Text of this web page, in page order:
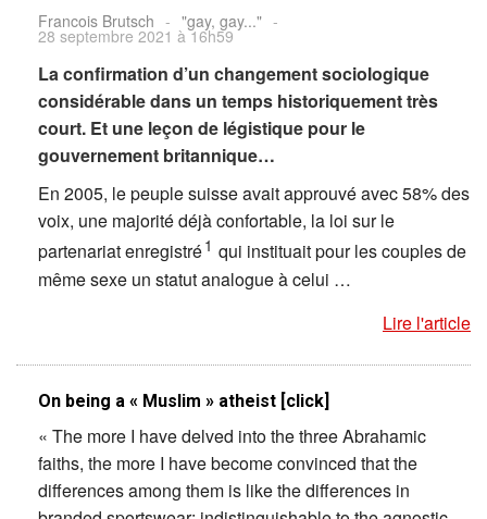
Francois Brutsch - "gay, gay..." -
28 septembre 2021 à 16h59
La confirmation d’un changement sociologique
considérable dans un temps historiquement très
court. Et une leçon de légistique pour le
gouvernement britannique…
En 2005, le peuple suisse avait approuvé avec 58% des
voix, une majorité déjà confortable, la loi sur le
partenariat enregistré1 qui instituait pour les couples de
même sexe un statut analogue à celui …
Lire l'article
On being a « Muslim » atheist [click]
« The more I have delved into the three Abrahamic
faiths, the more I have become convinced that the
differences among them is like the differences in